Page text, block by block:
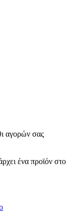
αγορών σας
ένα προϊόν στο